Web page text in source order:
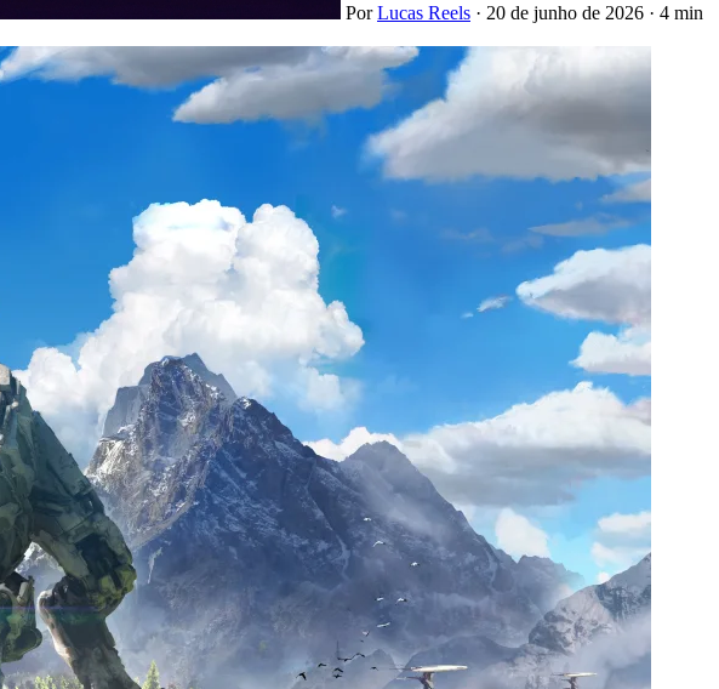
PorLucas Reels · 20 de junho de 2026 · 4 min